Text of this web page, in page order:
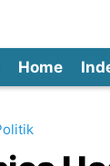
Home